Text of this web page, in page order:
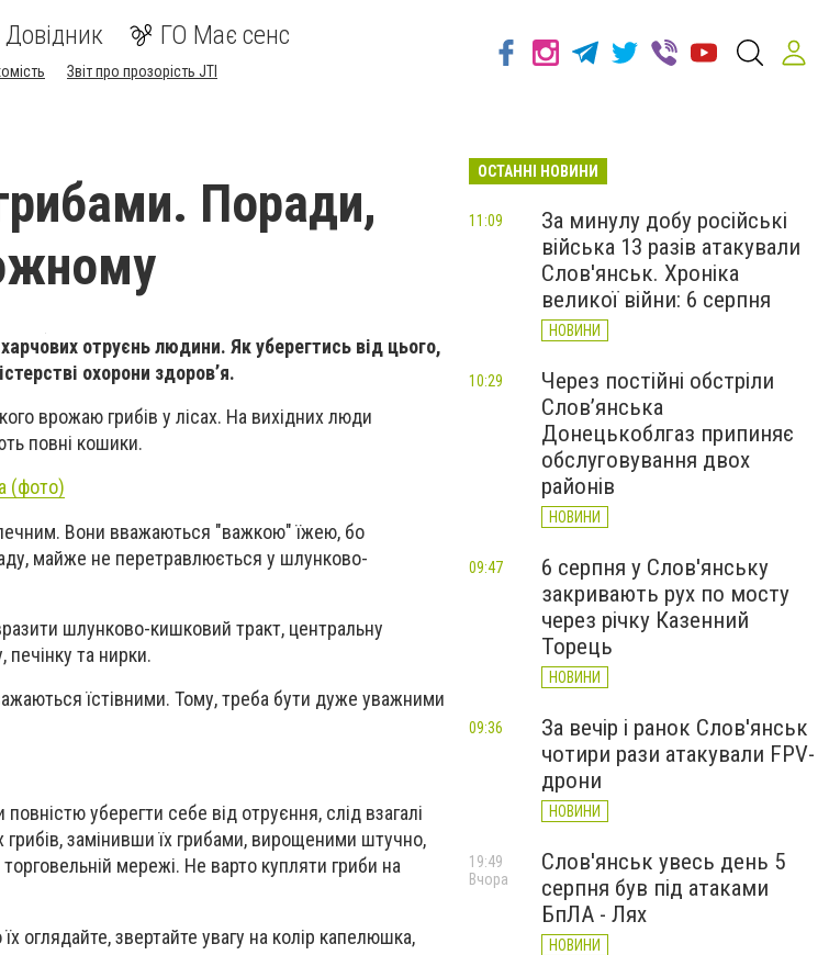
Довідник ГО Має сенс
Звіт про прозорість JTI
Поради,
отруєнь людини. Як уберегтись від цього,
охорони здоров’я.
врожаю грибів у лісах. На вихідних люди
повні кошики.
(фото)
Вони вважаються "важкою" їжею, бо
майже не перетравлюється у шлунково-
шлунково-кишковий тракт, центральну
та нирки.
їстівними. Тому, треба бути дуже уважними
уберегти себе від отруєння, слід взагалі
замінивши їх грибами, вирощеними штучно,
мережі. Не варто купляти гриби на
оглядайте, звертайте увагу на колір капелюшка,
ОСТАННІ НОВИНИ
За минулу добу російські
війська 13 разів атакували
Слов'янськ. Хроніка
великої війни: 6 серпня
НОВИНИ
11:09
Через постійні обстріли
Слов’янська
Донецькоблгаз припиняє
обслуговування двох
районів
НОВИНИ
10:29
6 серпня у Слов'янську
закривають рух по мосту
через річку Казенний
Торець
НОВИНИ
09:47
За вечір і ранок Слов'янськ
чотири рази атакували FPV-
дрони
НОВИНИ
09:36
Слов'янськ увесь день 5
серпня був під атаками
БпЛА - Лях
НОВИНИ
19:49
Вчора